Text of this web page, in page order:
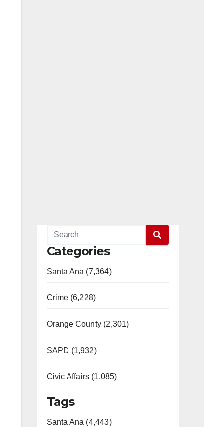
Categories
Santa Ana (7,364)
Crime (6,228)
Orange County (2,301)
SAPD (1,932)
Civic Affairs (1,085)
Tags
Santa Ana (4,443)